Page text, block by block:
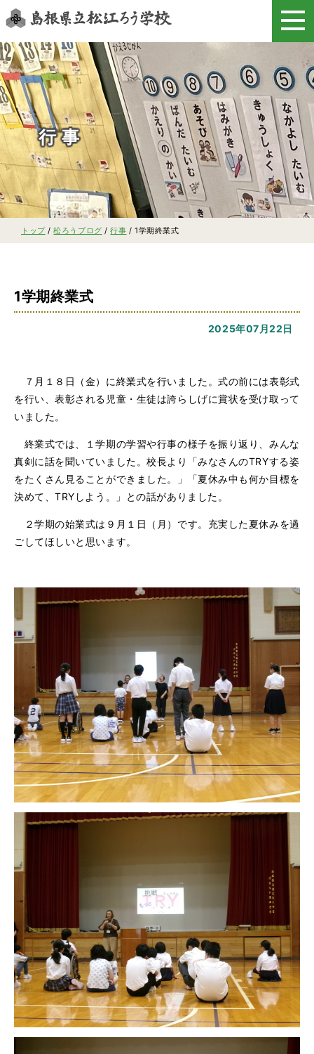
このページの本文へ
行事
現
在
置：
トップ/松ろうブログ /行事 /1学期終業式
1学期終業式
2025年07月22日
７月１８日（金）に終業式を行いました。式の前には表彰式
を行い、表彰される児童・生徒は誇らしげに賞状を受け取って
いました。
終業式では、１学期の学習や行事の様子を振り返り、みんな
真剣に話を聞いていました。校長より「みなさんのTRYする姿
をたくさん見ることができました。」「夏休み中も何か目標を
決めて、TRYしよう。」との話がありました。
２学期の始業式は９月１日（月）です。充実した夏休みを過
ごしてほしいと思います。